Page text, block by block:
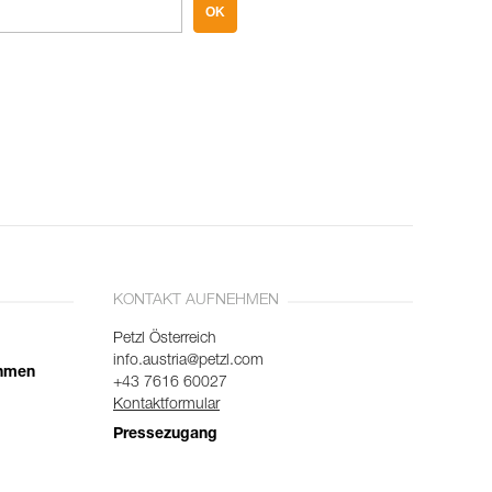
OK
KONTAKT AUFNEHMEN
Petzl Österreich
info.austria@petzl.com
+43 7616 60027
Kontaktformular
Pressezugang